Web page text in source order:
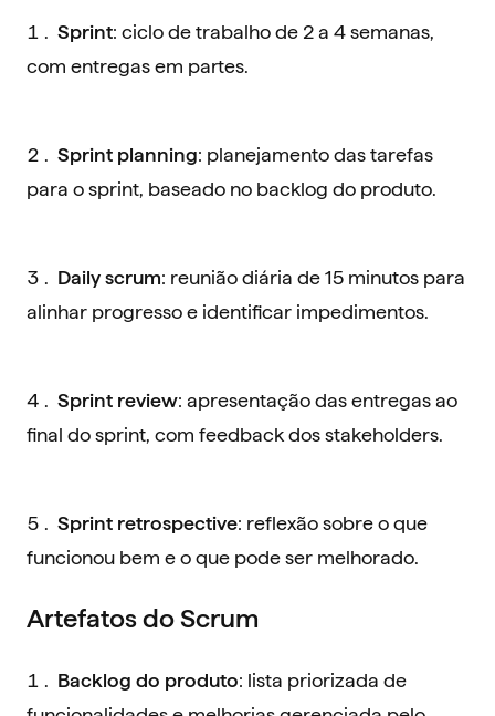
Sprint: ciclo de trabalho de 2 a 4 semanas,
com entregas em partes.
Sprint planning: planejamento das tarefas
para o sprint, baseado no backlog do produto.
Daily scrum: reunião diária de 15 minutos para
alinhar progresso e identificar impedimentos.
Sprint review: apresentação das entregas ao
final do sprint, com feedback dos stakeholders.
Sprint retrospective: reflexão sobre o que
funcionou bem e o que pode ser melhorado.
Artefatos do Scrum
Backlog do produto: lista priorizada de